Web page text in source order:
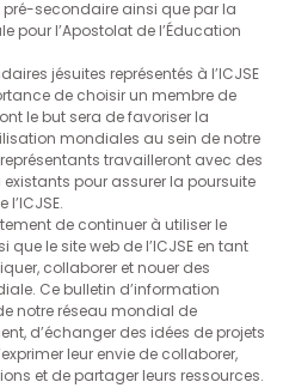
pré-secondaire ainsi que par la
pour l’Apostolat de l’Éducation
jésuites représentés à l’ICJSE
de choisir un membre de
le but sera de favoriser la
mondiales au sein de notre
travailleront avec des
pour assurer la poursuite
de continuer à utiliser le
le site web de l’ICJSE en tant
collaborer et nouer des
Ce bulletin d’information
notre réseau mondial de
d’échanger des idées de projets
leur envie de collaborer,
et de partager leurs ressources.